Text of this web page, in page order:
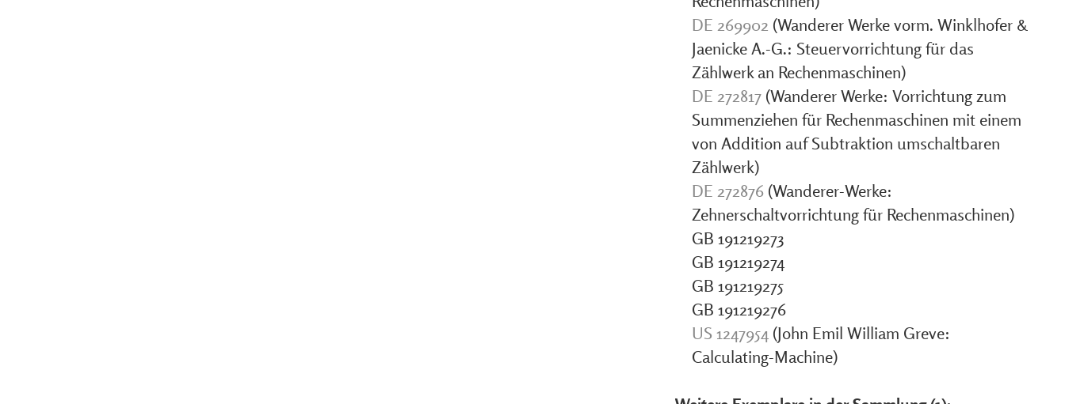
DE 269902 (Wanderer Werke vorm. Winklhofer &
Jaenicke A.-G.: Steuervorrichtung für das
Zählwerk an Rechenmaschinen)
DE 272817 (Wanderer Werke: Vorrichtung zum
Summenziehen für Rechenmaschinen mit einem
von Addition auf Subtraktion umschaltbaren
Zählwerk)
DE 272876 (Wanderer-Werke:
Zehnerschaltvorrichtung für Rechenmaschinen)
GB 191219273
GB 191219274
GB 191219275
GB 191219276
US 1247954 (John Emil William Greve:
Calculating-Machine)